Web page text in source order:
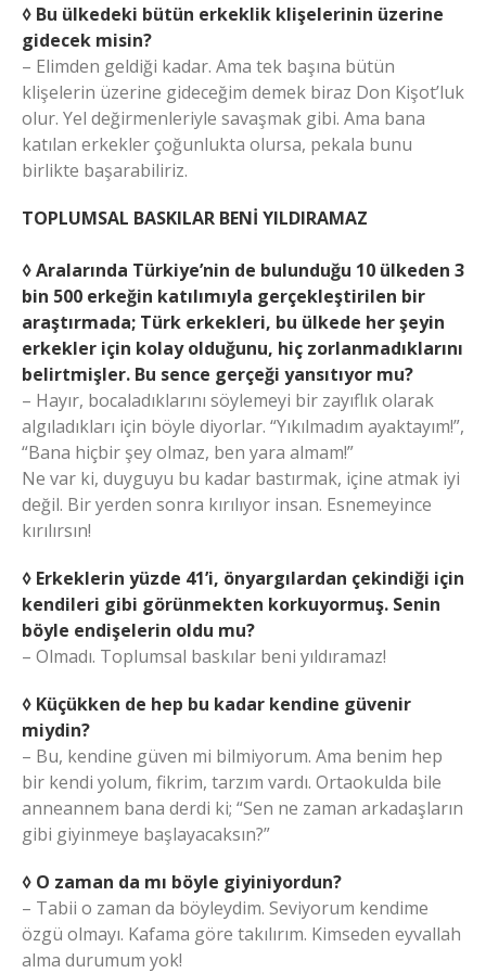
◊ Bu ülkedeki bütün erkeklik klişelerinin üzerine
gidecek misin?
– Elimden geldiği kadar. Ama tek başına bütün
klişelerin üzerine gideceğim demek biraz Don Kişot’luk
olur. Yel değirmenleriyle savaşmak gibi. Ama bana
katılan erkekler çoğunlukta olursa, pekala bunu
birlikte başarabiliriz.
TOPLUMSAL BASKILAR BENİ YILDIRAMAZ
◊ Aralarında Türkiye’nin de bulunduğu 10 ülkeden 3
bin 500 erkeğin katılımıyla gerçekleştirilen bir
araştırmada; Türk erkekleri, bu ülkede her şeyin
erkekler için kolay olduğunu, hiç zorlanmadıklarını
belirtmişler. Bu sence gerçeği yansıtıyor mu?
– Hayır, bocaladıklarını söylemeyi bir zayıflık olarak
algıladıkları için böyle diyorlar. “Yıkılmadım ayaktayım!”,
“Bana hiçbir şey olmaz, ben yara almam!”
Ne var ki, duyguyu bu kadar bastırmak, içine atmak iyi
değil. Bir yerden sonra kırılıyor insan. Esnemeyince
kırılırsın!
◊ Erkeklerin yüzde 41’i, önyargılardan çekindiği için
kendileri gibi görünmekten korkuyormuş. Senin
böyle endişelerin oldu mu?
– Olmadı. Toplumsal baskılar beni yıldıramaz!
◊ Küçükken de hep bu kadar kendine güvenir
miydin?
– Bu, kendine güven mi bilmiyorum. Ama benim hep
bir kendi yolum, fikrim, tarzım vardı. Ortaokulda bile
anneannem bana derdi ki; “Sen ne zaman arkadaşların
gibi giyinmeye başlayacaksın?”
◊ O zaman da mı böyle giyiniyordun?
– Tabii o zaman da böyleydim. Seviyorum kendime
özgü olmayı. Kafama göre takılırım. Kimseden eyvallah
alma durumum yok!